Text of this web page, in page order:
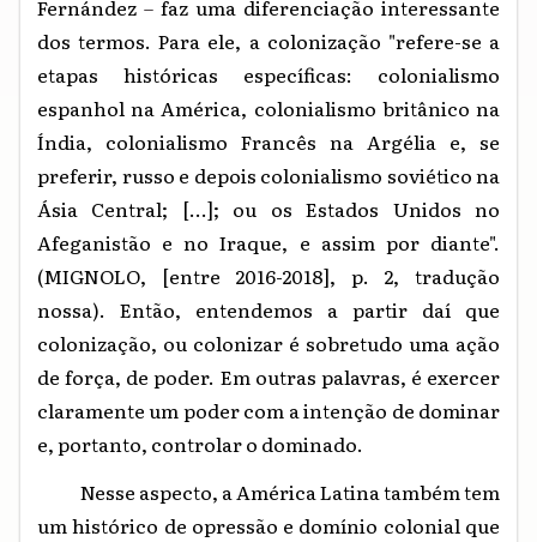
Fernández – faz uma diferenciação interessante
dos termos. Para ele, a colonização "refere-se a
etapas históricas específicas: colonialismo
espanhol na América, colonialismo britânico na
Índia, colonialismo Francês na Argélia e, se
preferir, russo e depois colonialismo soviético na
Ásia Central; [...]; ou os Estados Unidos no
Afeganistão e no Iraque, e assim por diante".
(MIGNOLO, [entre 2016-2018], p. 2, tradução
nossa). Então, entendemos a partir daí que
colonização, ou colonizar é sobretudo uma ação
de força, de poder. Em outras palavras, é exercer
claramente um poder com a intenção de dominar
e, portanto, controlar o dominado.
Nesse aspecto, a América Latina também tem
um histórico de opressão e domínio colonial que